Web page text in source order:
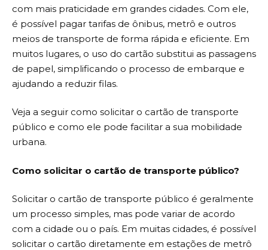
com mais praticidade em grandes cidades. Com ele,
é possível pagar tarifas de ônibus, metrô e outros
meios de transporte de forma rápida e eficiente. Em
muitos lugares, o uso do cartão substitui as passagens
de papel, simplificando o processo de embarque e
ajudando a reduzir filas.
Veja a seguir como solicitar o cartão de transporte
público e como ele pode facilitar a sua mobilidade
urbana.
Como solicitar o cartão de transporte público?
Solicitar o cartão de transporte público é geralmente
um processo simples, mas pode variar de acordo
com a cidade ou o país. Em muitas cidades, é possível
solicitar o cartão diretamente em estações de metrô